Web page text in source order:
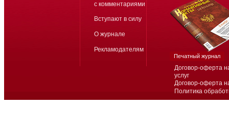
Договор-оферта
услуг
Договор-оферта
Политика
с комментариями
Вступают в силу
О журнале
Рекламодателям
Печатный журнал